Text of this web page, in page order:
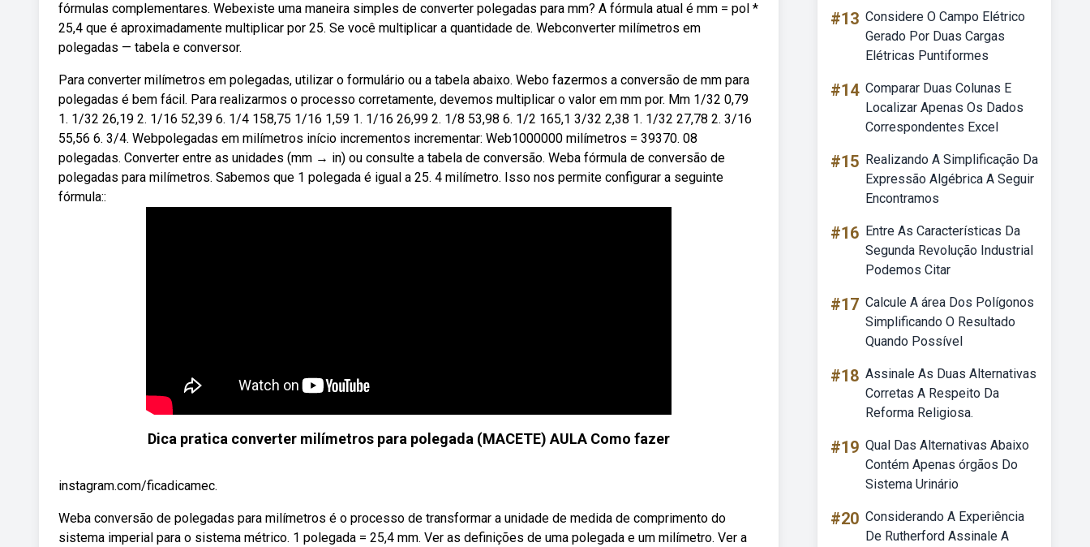
fórmulas complementares. Webexiste uma maneira simples de converter polegadas para mm? A fórmula atual é mm = pol *
25,4 que é aproximadamente multiplicar por 25. Se você multiplicar a quantidade de. Webconverter milímetros em
polegadas — tabela e conversor.
Para converter milímetros em polegadas, utilizar o formulário ou a tabela abaixo. Webo fazermos a conversão de mm para
polegadas é bem fácil. Para realizarmos o processo corretamente, devemos multiplicar o valor em mm por. Mm 1/32 0,79
1. 1/32 26,19 2. 1/16 52,39 6. 1/4 158,75 1/16 1,59 1. 1/16 26,99 2. 1/8 53,98 6. 1/2 165,1 3/32 2,38 1. 1/32 27,78 2. 3/16
55,56 6. 3/4. Webpolegadas em milímetros início incrementos incrementar: Web1000000 milímetros = 39370. 08
polegadas. Converter entre as unidades (mm → in) ou consulte a tabela de conversão. Weba fórmula de conversão de
polegadas para milímetros. Sabemos que 1 polegada é igual a 25. 4 milímetro. Isso nos permite configurar a seguinte
fórmula::
Dica pratica converter milímetros para polegada (MACETE) AULA Como fazer
instagram.com/ficadicamec.
Weba conversão de polegadas para milímetros é o processo de transformar a unidade de medida de comprimento do
sistema imperial para o sistema métrico. 1 polegada = 25,4 mm. Ver as definições de uma polegada e um milímetro. Ver a
#13 Considere O Campo Elétrico
Gerado Por Duas Cargas
Elétricas Puntiformes
#14 Comparar Duas Colunas E
Localizar Apenas Os Dados
Correspondentes Excel
#15 Realizando A Simplificação Da
Expressão Algébrica A Seguir
Encontramos
#16 Entre As Características Da
Segunda Revolução Industrial
Podemos Citar
#17 Calcule A área Dos Polígonos
Simplificando O Resultado
Quando Possível
#18 Assinale As Duas Alternativas
Corretas A Respeito Da
Reforma Religiosa.
#19 Qual Das Alternativas Abaixo
Contém Apenas órgãos Do
Sistema Urinário
#20 Considerando A Experiência
De Rutherford Assinale A